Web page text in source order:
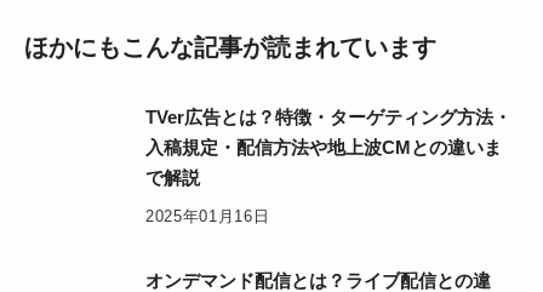
ほかにもこんな記事が読まれています
TVer広告とは？特徴・ターゲティング方法・
入稿規定・配信方法や地上波CMとの違いま
で解説
2025年01月16日
オンデマンド配信とは？ライブ配信との違